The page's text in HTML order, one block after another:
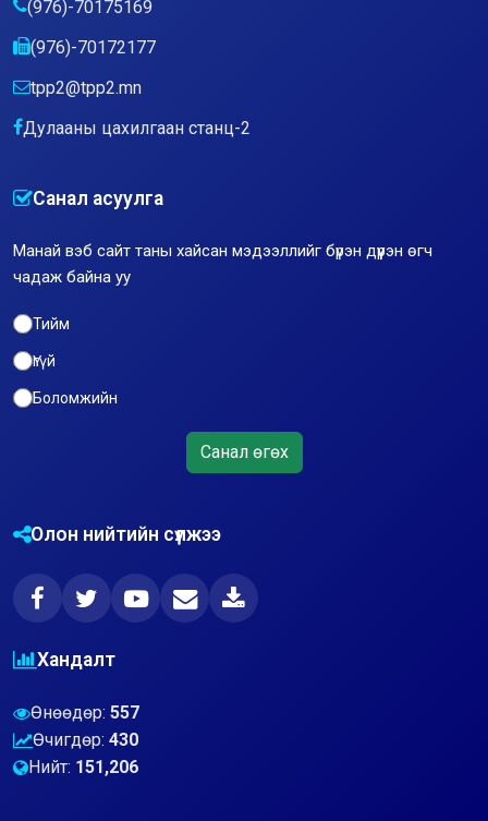
(976)-70175169
(976)-70172177
tpp2@tpp2.mn
Дулааны цахилгаан станц-2
Санал асуулга
Манай вэб сайт таны хайсан мэдээллийг бүрэн дүүрэн өгч
чадаж байна уу
Тийм
Үгүй
Боломжийн
Санал өгөх
Олон нийтийн сүлжээ
Хандалт
Өнөөдөр: 557
Өчигдөр: 430
Нийт: 151,206